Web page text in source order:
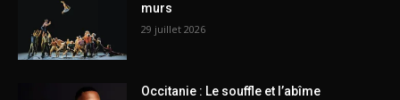
murs
29 juillet 2026
Occitanie : Le souffle et l’abîme